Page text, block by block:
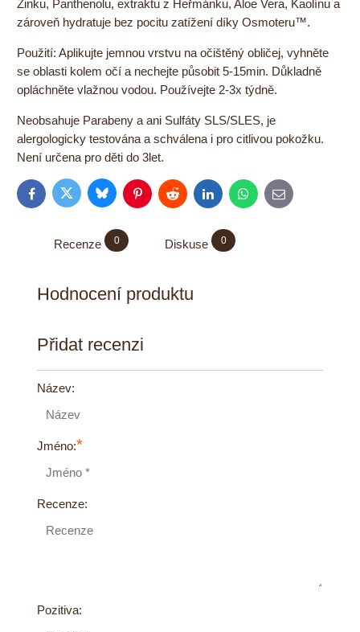
Zinku, Panthenolu, extraktu z Heřmánku, Aloe Vera, Kaolínu a
zároveň hydratuje bez pocitu zatížení díky Osmoteru™.
Použití: Aplikujte jemnou vrstvu na očištěný obličej, vyhněte
se oblasti kolem očí a nechejte působit 5-15min. Důkladně
opláchněte vlažnou vodou. Používejte 2-3x týdně.
Neobsahuje Parabeny a ani Sulfáty SLS/SLES, je
alergologicky testována a schválena i pro citlivou pokožku.
Není určena pro děti do 3let.
FacebookTwitter BlueskyPinterestReddit LinkedInWhatsApp
E-
mail
Recenze 0 Diskuse 0
Hodnocení produktu
Přidat recenzi
Název:
Jméno:*
Recenze:
Pozitiva: